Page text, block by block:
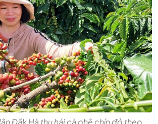
Đăk Hà thu hái cà phê chín đỏ theo